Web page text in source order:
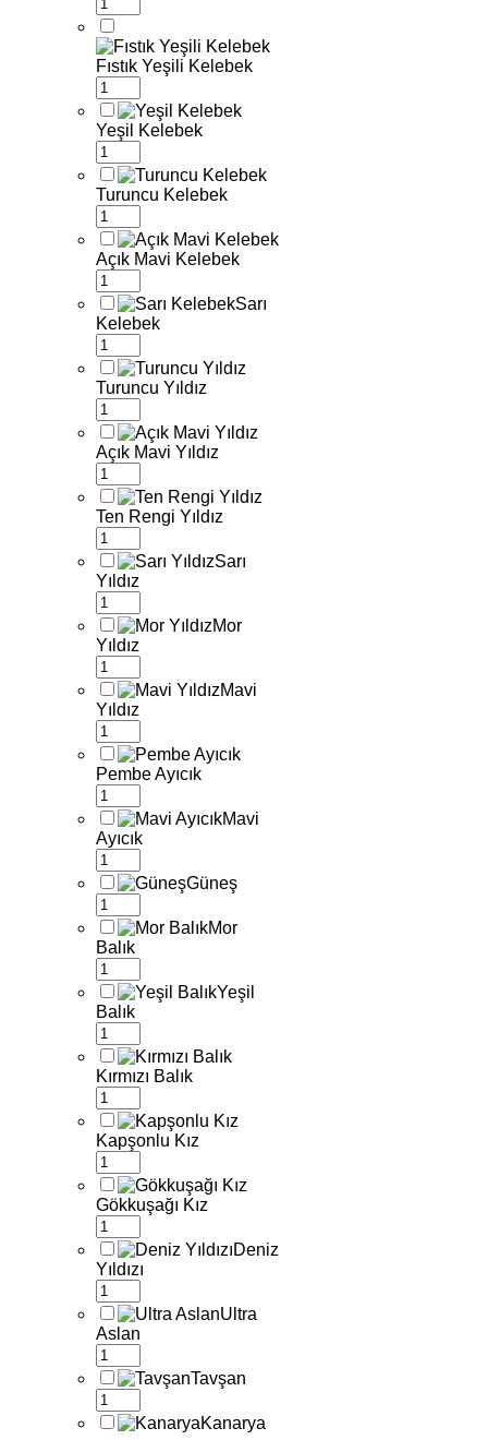
Fıstık Yeşili Kelebek
Yeşil Kelebek
Turuncu Kelebek
Açık Mavi Kelebek
Sarı
Kelebek
Turuncu Yıldız
Açık Mavi Yıldız
Ten Rengi Yıldız
Sarı
Yıldız
Mor
Yıldız
Mavi
Yıldız
Pembe Ayıcık
Mavi
Ayıcık
Güneş
Mor
Balık
Yeşil
Balık
Kırmızı Balık
Kapşonlu Kız
Gökkuşağı Kız
Deniz
Yıldızı
Ultra
Aslan
Tavşan
Kanarya